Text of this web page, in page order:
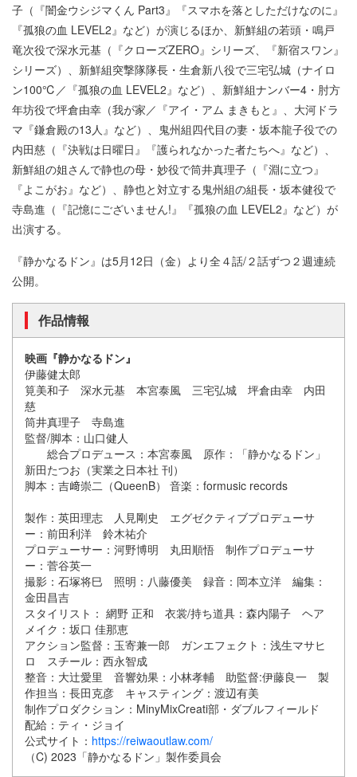
子（『闇金ウシジマくん Part3』『スマホを落としただけなのに』
『孤狼の血 LEVEL2』など）が演じるほか、新鮮組の若頭・鳴戸
竜次役で深水元基（『クローズZERO』シリーズ、『新宿スワン』
シリーズ）、新鮮組突撃隊隊長・生倉新八役で三宅弘城（ナイロ
ン100℃／『孤狼の血 LEVEL2』など）、新鮮組ナンバー4・肘方
年坊役で坪倉由幸（我が家／『アイ・アム まきもと』、大河ドラ
マ『鎌倉殿の13人』など）、鬼州組四代目の妻・坂本龍子役での
内田慈（『決戦は日曜日』『護られなかった者たちへ』など）、
新鮮組の姐さんで静也の母・妙役で筒井真理子（『淵に立つ』
『よこがお』など）、静也と対立する鬼州組の組長・坂本健役で
寺島進（『記憶にございません!』『孤狼の血 LEVEL2』など）が
出演する。
『静かなるドン』は5月12日（金）より全４話/２話ずつ２週連続
公開。
作品情報
映画『静かなるドン』
伊藤健太郎
筧美和子 深水元基 本宮泰風 三宅弘城 坪倉由幸 内田
慈
筒井真理子 寺島進
監督/脚本：山口健人
総合プロデュース：本宮泰風 原作：「静かなるドン」
新田たつお（実業之日本社 刊）
脚本：吉﨑崇二（QueenB） 音楽：formusic records
製作：英田理志 人見剛史 エグゼクティブプロデューサ
ー：前田利洋 鈴木祐介
プロデューサー：河野博明 丸田順悟 制作プロデューサ
ー：菅谷英一
撮影：石塚将巳 照明：八藤優美 録音：岡本立洋 編集：
金田昌吉
スタイリスト： 網野 正和 衣裳/持ち道具：森内陽子 ヘア
メイク：坂口 佳那恵
アクション監督：玉寄兼一郎 ガンエフェクト：浅生マサヒ
ロ スチール：西永智成
整音：大辻愛里 音響効果：小林孝輔 助監督:伊藤良一 製
作担当：長田克彦 キャスティング：渡辺有美
制作プロダクション：MinyMixCreati部・ダブルフィールド
配給：ティ・ジョイ
公式サイト： https://reiwaoutlaw.com/
（C) 2023「静かなるドン」製作委員会